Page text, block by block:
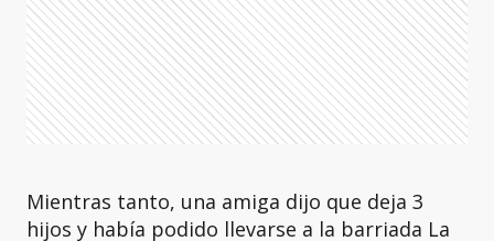
Mientras tanto, una amiga dijo que deja 3
hijos y había podido llevarse a la barriada La